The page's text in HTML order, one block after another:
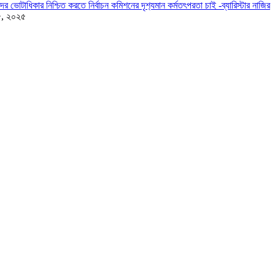
ভোটাধিকার নিশ্চিত করতে নির্বাচন কমিশনের দৃশ‍্যমান কর্মতৎপরতা চাই -ব্যারিস্টার নাজির
২০২৫